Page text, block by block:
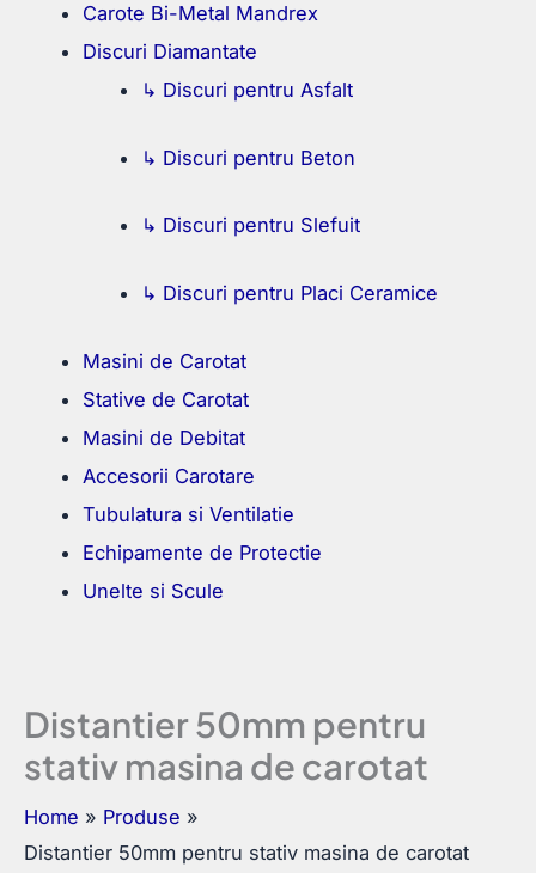
Carote Bi-Metal Mandrex
Discuri Diamantate
↳ Discuri pentru Asfalt
↳ Discuri pentru Beton
↳ Discuri pentru Slefuit
↳ Discuri pentru Placi Ceramice
Masini de Carotat
Stative de Carotat
Masini de Debitat
Accesorii Carotare
Tubulatura si Ventilatie
Echipamente de Protectie
Unelte si Scule
Distantier 50mm pentru
stativ masina de carotat
Home
Produse
Distantier 50mm pentru stativ masina de carotat